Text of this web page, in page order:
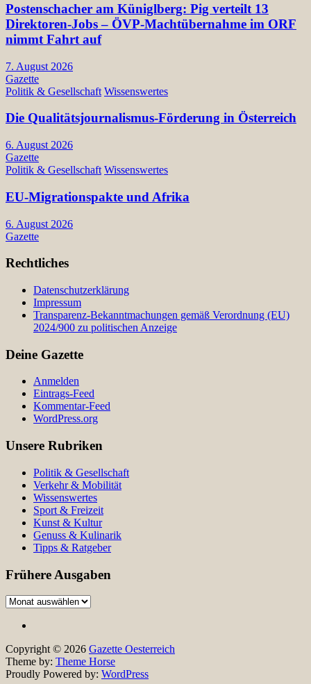
Postenschacher am Küniglberg: Pig verteilt 13
Direktoren-Jobs – ÖVP-Machtübernahme im ORF
nimmt Fahrt auf
7. August 2026
Gazette
Politik & Gesellschaft Wissenswertes
Die Qualitätsjournalismus-Förderung in Österreich
6. August 2026
Gazette
Politik & Gesellschaft Wissenswertes
EU-Migrationspakte und Afrika
6. August 2026
Gazette
Rechtliches
Datenschutzerklärung
Impressum
Transparenz-Bekanntmachungen gemäß Verordnung (EU)
2024/900 zu politischen Anzeige
Deine Gazette
Anmelden
Eintrags-Feed
Kommentar-Feed
WordPress.org
Unsere Rubriken
Politik & Gesellschaft
Verkehr & Mobilität
Wissenswertes
Sport & Freizeit
Kunst & Kultur
Genuss & Kulinarik
Tipps & Ratgeber
Frühere Ausgaben
Frühere
Copyright © 2026 Gazette Oesterreich
Theme by: Theme Horse
Proudly Powered by: WordPress